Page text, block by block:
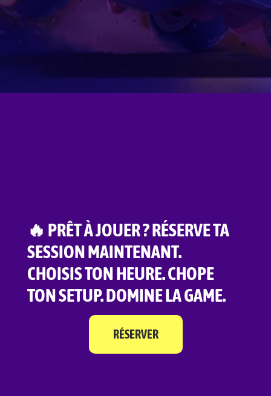
🔥 PRÊT À JOUER ? RÉSERVE TA
SESSION MAINTENANT.
CHOISIS TON HEURE. CHOPE
TON SETUP. DOMINE LA GAME.
RÉSERVER